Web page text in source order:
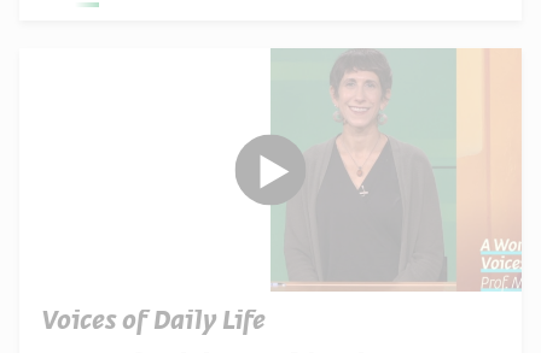
Voices of Daily Life